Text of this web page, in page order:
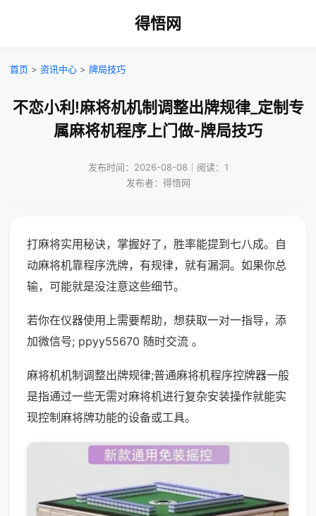
得悟网
首页 > 资讯中心 > 牌局技巧
不恋小利!麻将机机制调整出牌规律_定制专
属麻将机程序上门做-牌局技巧
发布时间：2026-08-08｜阅读：1
发布者：得悟网
打麻将实用秘诀，掌握好了，胜率能提到七八成。自
动麻将机靠程序洗牌，有规律，就有漏洞。如果你总
输，可能就是没注意这些细节。
若你在仪器使用上需要帮助，想获取一对一指导，添
加微信号; ppyy55670 随时交流 。
麻将机机制调整出牌规律;普通麻将机程序控牌器一般
是指通过一些无需对麻将机进行复杂安装操作就能实
现控制麻将牌功能的设备或工具。